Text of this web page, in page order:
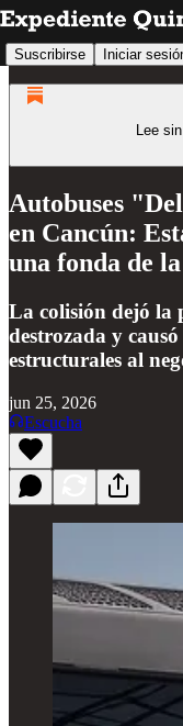
Suscribirse Iniciar
Lee
Autobuses
en Cancún:
una fonda de
La colisión dejó la
destrozada y
estructurales al
jun 25, 2026
Escucha